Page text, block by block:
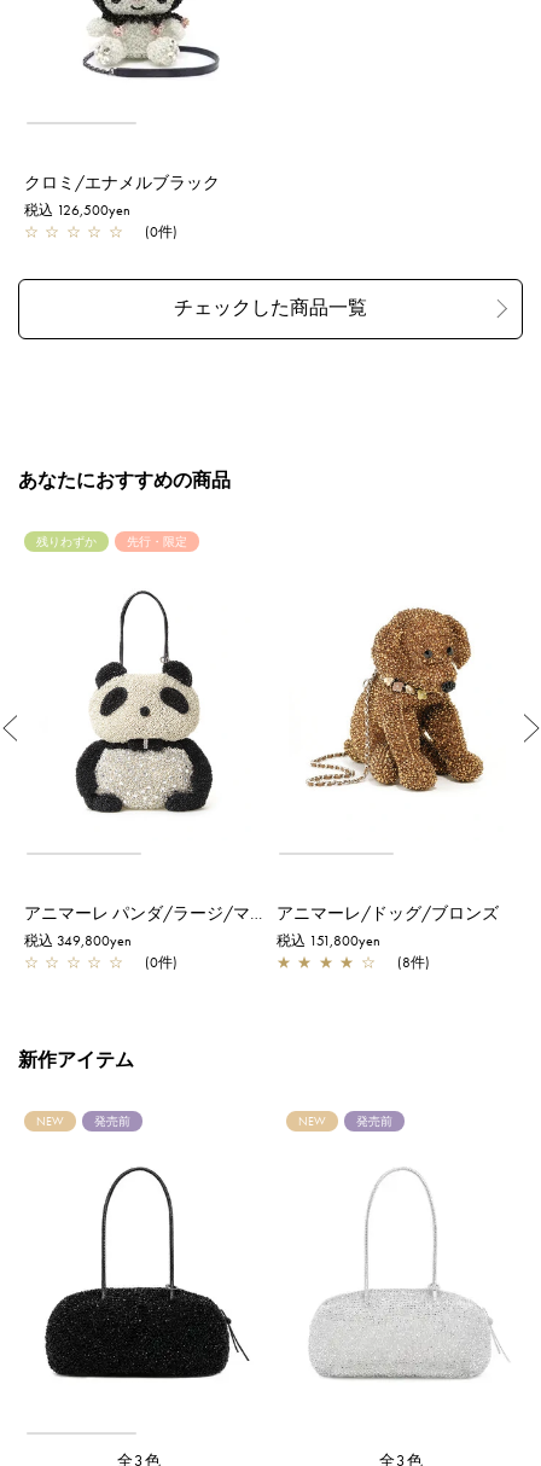
クロミ/エナメルブラック
税込 126,500yen
☆ ☆ ☆ ☆ ☆ (0件)
あなたにおすすめの商品
残りわずか 先行・限定
アニマーレ パンダ/ラージ/マットグレイッシュホワイト【一部店舗先行販売商品】
税込 349,800yen
☆ ☆ ☆ ☆ ☆ (0件)
アニマーレ/ドッグ/ブロンズ
税込 151,800yen
★ ★ ★ ★ ☆ (8件)
新作アイテム
NEW 発売前
全3色
NEW 発売前
全3色